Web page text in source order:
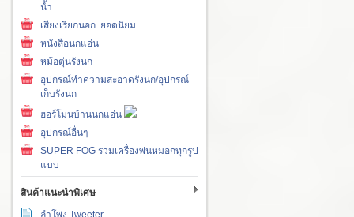
น้ำ
เสียงเรียกนอก..ยอดนิยม
หนังสือนกแอ่น
หม้อตุ๋นรังนก
อุปกรณ์ทำความสะอาดรังนก/อุปกรณ์
เก็บรังนก
ฮอร์โมนบ้านนกแอ่น
อุปกรณ์อื่นๆ
SUPER FOG รวมเครื่องพ่นหมอกทุกรูป
แบบ
สินค้าแนะนำพิเศษ
ลำโพง Tweeter